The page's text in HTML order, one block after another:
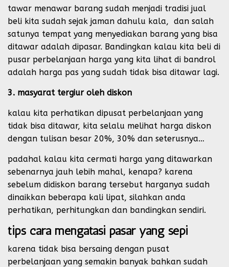
tawar menawar barang sudah menjadi tradisi jual
beli kita sudah sejak jaman dahulu kala, dan salah
satunya tempat yang menyediakan barang yang bisa
ditawar adalah dipasar. Bandingkan kalau kita beli di
pusar perbelanjaan harga yang kita lihat di bandrol
adalah harga pas yang sudah tidak bisa ditawar lagi.
3. masyarat tergiur oleh diskon
kalau kita perhatikan dipusat perbelanjaan yang
tidak bisa ditawar, kita selalu melihat harga diskon
dengan tulisan besar 20%, 30% dan seterusnya…
padahal kalau kita cermati harga yang ditawarkan
sebenarnya jauh lebih mahal, kenapa? karena
sebelum didiskon barang tersebut harganya sudah
dinaikkan beberapa kali lipat, silahkan anda
perhatikan, perhitungkan dan bandingkan sendiri.
tips cara mengatasi pasar yang sepi
karena tidak bisa bersaing dengan pusat
perbelanjaan yang semakin banyak bahkan sudah